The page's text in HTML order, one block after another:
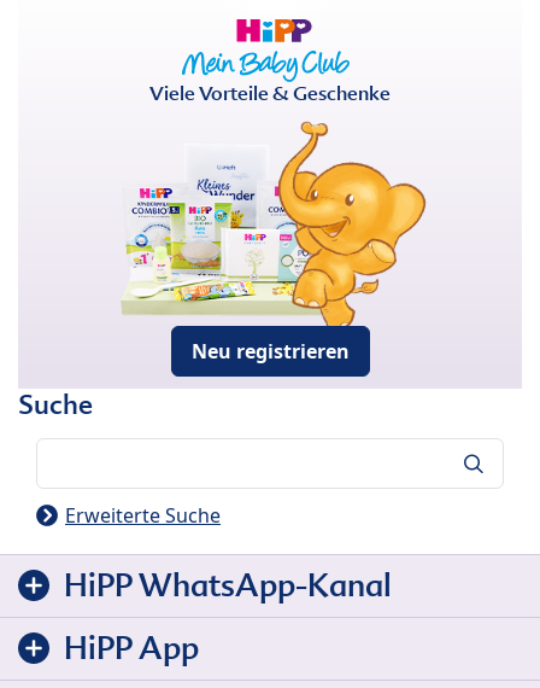
Viele Vorteile & Geschenke
Neu registrieren
Suche
Erweiterte Suche
HiPP WhatsApp-Kanal
HiPP App